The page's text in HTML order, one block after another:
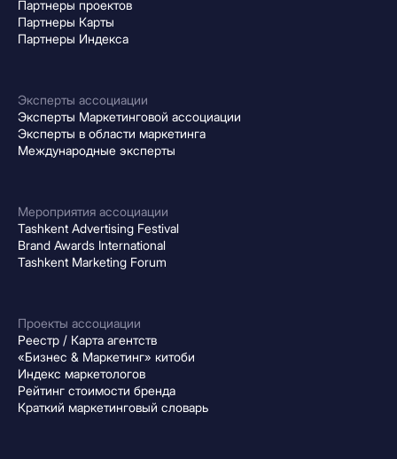
Партнеры проектов
Партнеры Карты
Партнеры Индекса
Эксперты ассоциации
Эксперты Маркетинговой ассоциации
Эксперты в области маркетинга
Международные эксперты
Мероприятия ассоциации
Tashkent Advertising Festival
Brand Awards International
Tashkent Marketing Forum
Проекты ассоциации
Реестр / Карта агентств
«Бизнес & Маркетинг» китоби
Индекс маркетологов
Рейтинг стоимости бренда
Краткий маркетинговый словарь